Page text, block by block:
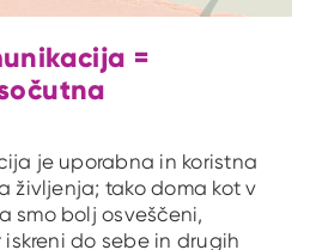
=
je uporabna in koristna
življenja; tako doma kot v
smo bolj osveščeni,
do sebe in drugih